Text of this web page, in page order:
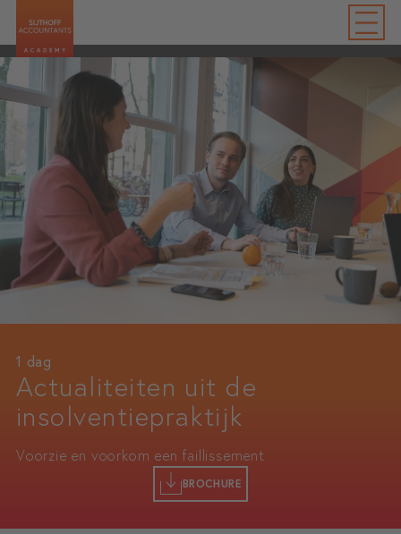
1 dag
Actualiteiten uit de
insolventiepraktijk
Voorzie en voorkom een faillissement
BROCHURE